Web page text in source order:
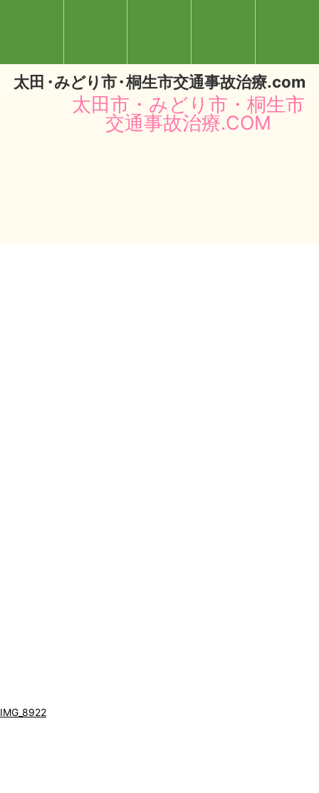
太田・みどり市・桐生市交通事故治療.com
太田市・みどり市・桐生市
交通事故治療.COM
IMG_8922